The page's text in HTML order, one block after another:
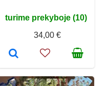
turime prekyboje (10)
34,00 €